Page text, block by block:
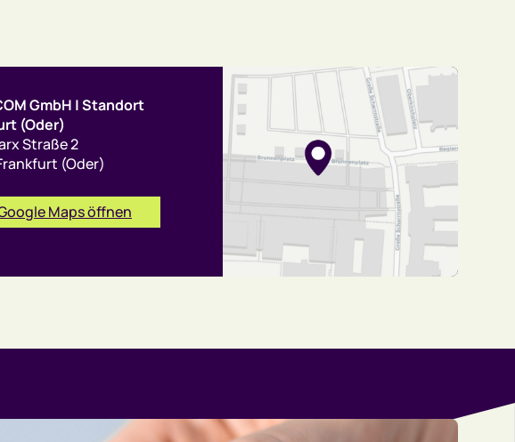
GmbH | Standort
(Oder)
Straße 2
(Oder)
Maps öffnen